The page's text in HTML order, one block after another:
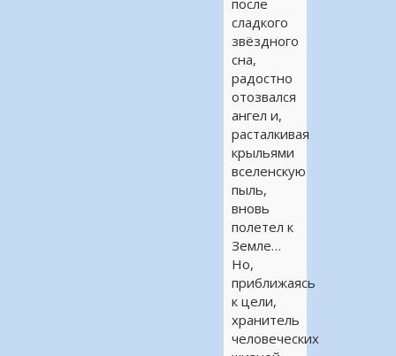
после
сладкого
звёздного
сна,
радостно
отозвался
ангел и,
расталкивая
крыльями
вселенскую
пыль,
вновь
полетел к
Земле…
Но,
приближаясь
к цели,
хранитель
человеческих